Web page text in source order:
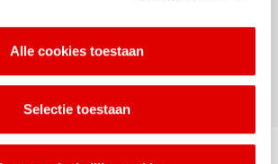
Alle cookies toestaan
Selectie toestaan
aanvragen